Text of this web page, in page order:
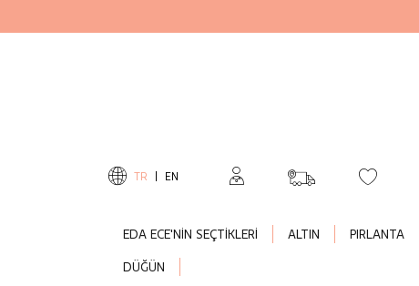
TR EN
EDA ECE'NİN SEÇTİKLERİ ALTIN PIRLANTA
DÜĞÜN